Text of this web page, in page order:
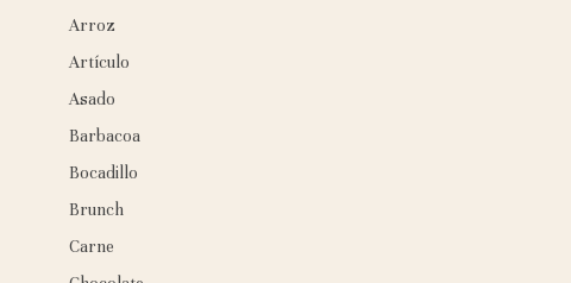
Arroz
Artículo
Asado
Barbacoa
Bocadillo
Brunch
Carne